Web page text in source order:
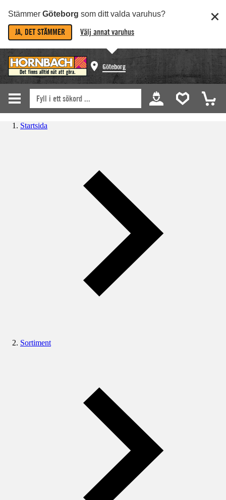
Stämmer Göteborg som ditt valda varuhus?
JA, DET STÄMMER Välj annat varuhus
Göteborg
Startsida
Sortiment